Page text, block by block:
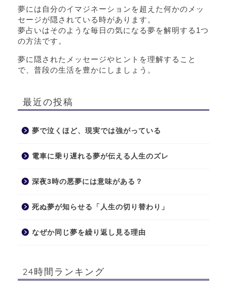
夢には自分のイマジネーションを超えた何かのメッ
セージが隠されている時があります。
夢占いはそのような毎日の気になる夢を解明する1つ
の方法です。
夢に隠されたメッセージやヒントを理解すること
で、普段の生活を豊かにしましょう。
最近の投稿
夢で泣くほど、現実では強がっている
電車に乗り遅れる夢が伝える人生のズレ
深夜3時の悪夢には意味がある？
死ぬ夢が知らせる「人生の切り替わり」
なぜか同じ夢を繰り返し見る理由
24時間ランキング